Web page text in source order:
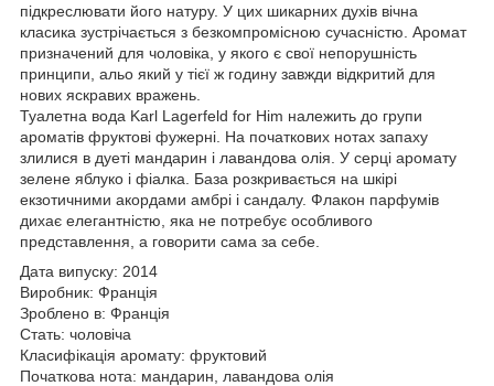
підкреслювати його натуру. У цих шикарних духів вічна
класика зустрічається з безкомпромісною сучасністю. Аромат
призначений для чоловіка, у якого є свої непорушність
принципи, альо який у тієї ж годину завжди відкритий для
нових яскравих вражень.
Туалетна вода Karl Lagerfeld for Him належить до групи
ароматів фруктові фужерні. На початкових нотах запаху
злилися в дуеті мандарин і лавандова олія. У серці аромату
зелене яблуко і фіалка. База розкривається на шкірі
екзотичними акордами амбрі і сандалу. Флакон парфумів
дихає елегантністю, яка не потребує особливого
представлення, а говорити сама за себе.
Дата випуску: 2014
Виробник: Франція
Зроблено в: Франція
Стать: чоловіча
Класифікація аромату: фруктовий
Початкова нота: мандарин, лавандова олія